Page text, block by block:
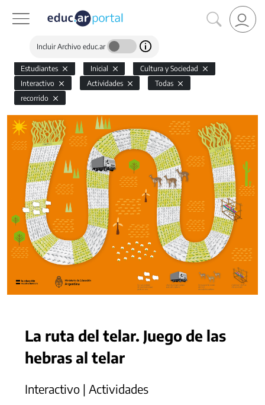
Incluir Archivo educ.ar
Estudiantes Inicial
Cultura y Sociedad
Interactivo
Actividades
Todas
recorrido
La ruta del telar. Juego de las
hebras al telar
Interactivo | Actividades